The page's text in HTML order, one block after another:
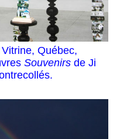
Québec,
Souvenirs de Ji